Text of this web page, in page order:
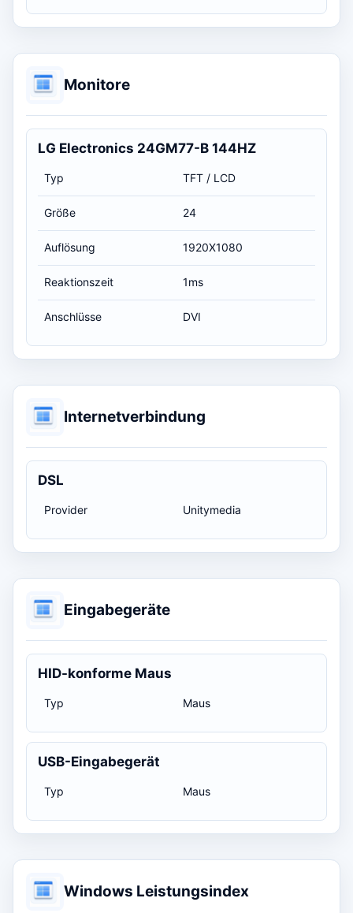
Monitore
LG Electronics 24GM77-B 144HZ
Typ TFT / LCD
Größe 24
Auflösung 1920X1080
Reaktionszeit 1ms
Anschlüsse DVI
Internetverbindung
DSL
Provider Unitymedia
Eingabegeräte
HID-konforme Maus
Typ Maus
USB-Eingabegerät
Typ Maus
Windows Leistungsindex